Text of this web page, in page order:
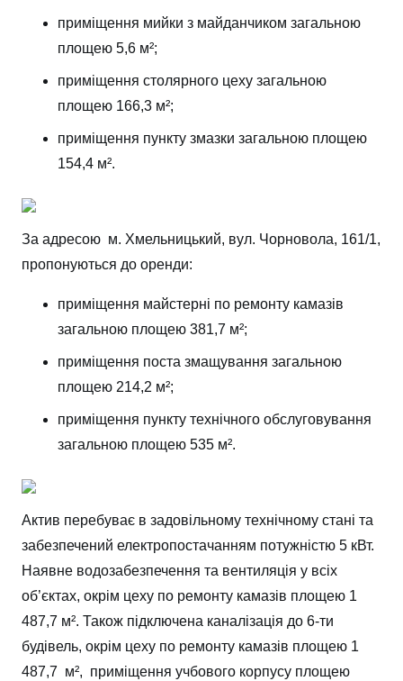
приміщення мийки з майданчиком загальною
площею 5,6 м²;
приміщення столярного цеху загальною
площею 166,3 м²;
приміщення пункту змазки загальною площею
154,4 м².
За адресою м. Хмельницький, вул. Чорновола, 161/1,
пропонуються до оренди:
приміщення майстерні по ремонту камазів
загальною площею 381,7 м²;
приміщення поста змащування загальною
площею 214,2 м²;
приміщення пункту технічного обслуговування
загальною площею 535 м².
Актив перебуває в задовільному технічному стані та
забезпечений електропостачанням потужністю 5 кВт.
Наявне водозабезпечення та вентиляція у всіх
об’єктах, окрім цеху по ремонту камазів площею 1
487,7 м². Також підключена каналізація до 6-ти
будівель, окрім цеху по ремонту камазів площею 1
487,7 м², приміщення учбового корпусу площею